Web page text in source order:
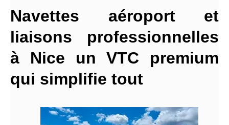
Navettes aéroport et
liaisons professionnelles
à Nice un VTC premium
qui simplifie tout